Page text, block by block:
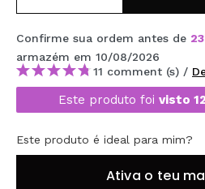
MAQUIFARMA
KOREA ZONE
TRAVEL SIZE
NATURE
DESCONTOS
Confirme sua ordem antes de 23
armazém em 10/08/2026
11 comment (s) /
Este produto foi visto
Este produto é ideal para mim?
Ativa o teu